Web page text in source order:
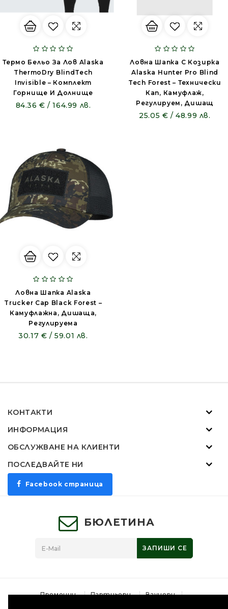
Термо Бельо За Лов Alaska
ThermoDry BlindTech
Invisible – Комплект
Горнище И Долнище
84.36 € / 164.99 лв.
Ловна Шапка С Козирка
Alaska Hunter Pro Blind
Tech Forest – Технически
Кап, Камуфлаж,
Регулируем, Дишащ
25.05 € / 48.99 лв.
Ловна Шапка Alaska
Trucker Cap Black Forest –
Камуфлажна, Дишаща,
Регулируема
30.17 € / 59.01 лв.
КОНТАКТИ
ИНФОРМАЦИЯ
ОБСЛУЖВАНЕ НА КЛИЕНТИ
ПОСЛЕДВАЙТЕ НИ
Facebook страница
БЮЛЕТИНА
ЗАПИШИ СЕ
Промоции Партньори
Ваучери